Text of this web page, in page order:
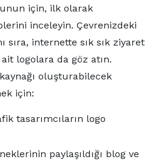
için, ilk olarak
inceleyin. Çevrenizdeki
sıra, internette sık sık ziyaret
logolara da göz atın.
oluşturabilecek
için:
tasarımcıların logo
paylaşıldığı blog ve